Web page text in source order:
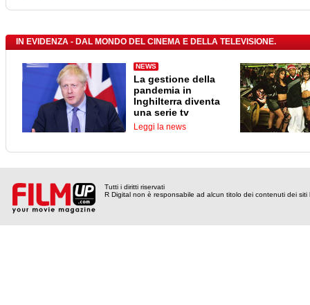
IN EVIDENZA - DAL MONDO DEL CINEMA E DELLA TELEVISIONE.
NEWS
La gestione della
pandemia in
Inghilterra diventa
una serie tv
Leggi la news
Tutti i diritti riservati
R Digital non è responsabile ad alcun titolo dei contenuti dei siti